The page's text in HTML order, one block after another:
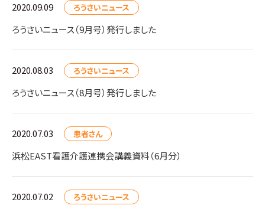
2020.09.09 ろうさいニュース
ろうさいニュース（9月号）発行しました
2020.08.03 ろうさいニュース
ろうさいニュース（8月号）発行しました
2020.07.03 患者さん
浜松EAST看護介護連携会講義資料（6月分）
2020.07.02 ろうさいニュース